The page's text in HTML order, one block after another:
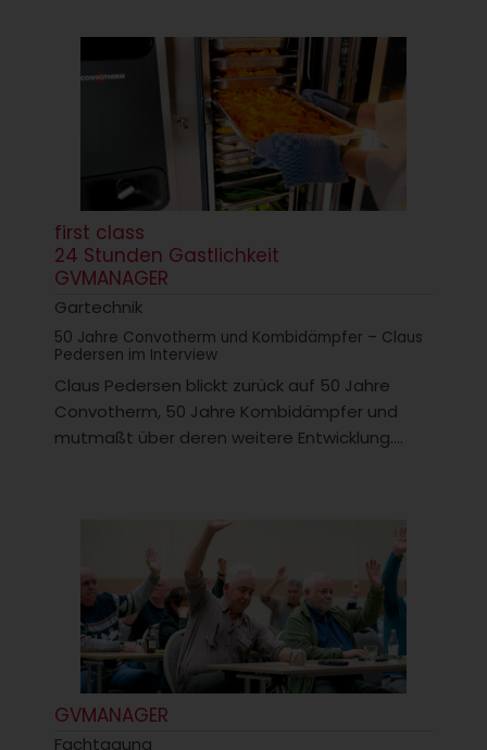
first class
24 Stunden Gastlichkeit
GVMANAGER
Gartechnik
50 Jahre Convotherm und Kombidämpfer – Claus
Pedersen im Interview
Claus Pedersen blickt zurück auf 50 Jahre
Convotherm, 50 Jahre Kombidämpfer und
mutmaßt über deren weitere Entwicklung....
GVMANAGER
Fachtagung